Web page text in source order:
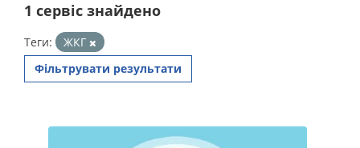
1 cервіс знайдено
Теги:
ЖКГ
Фільтрувати результати